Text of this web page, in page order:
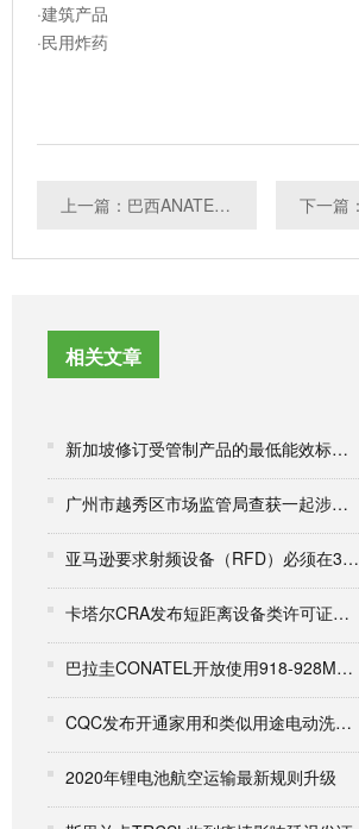
·建筑产品
·民用炸药
上一篇：巴西ANATEL发布第4776号新法案
相关文章
新加坡修订受管制产品的最低能效标准与强制能源标签要求
广州市越秀区市场监管局查获一起涉嫌冒用国际知名UL认证案件
亚马逊要求射频设备（RFD）必须在3月7日前提供FCC合规证明和信息，否则将会下架处理！
卡塔尔CRA发布短距离设备类许可证的新版本
巴拉圭CONATEL开放使用918-928MHz频段
CQC发布开通家用和类似用途电动洗衣机安全与电磁兼容认证（008073类别）的通知
2020年锂电池航空运输最新规则升级